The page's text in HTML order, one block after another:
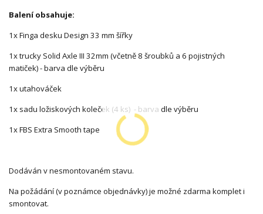
Balení obsahuje:
1x Finga desku Design 33 mm šířky
1x trucky Solid Axle III 32mm (včetně 8 šroubků a 6 pojistných
matiček) - barva dle výběru
1x utahováček
1x sadu ložiskových koleček (4 ks) - barva dle výběru
1x FBS Extra Smooth tape
Dodáván v nesmontovaném stavu.
Na požádání (v poznámce objednávky) je možné zdarma komplet i
smontovat.